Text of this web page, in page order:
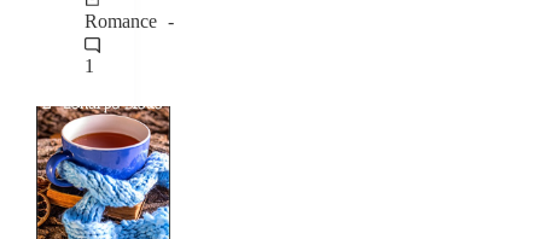
Romance
1